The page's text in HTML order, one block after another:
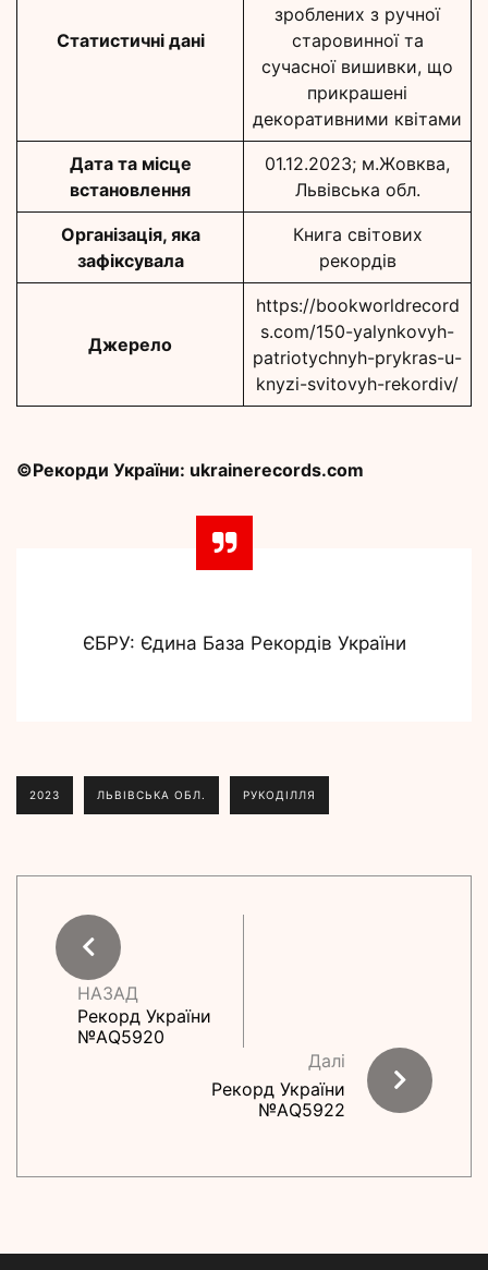
Статистичні дані
зроблених з ручної
старовинної та
сучасної вишивки, що
прикрашені
декоративними квітами
Дата та місце
встановлення
01.12.2023; м.Жовква,
Львівська обл.
Організація, яка
зафіксувала
Книга світових
рекордів
Джерело
https://bookworldrecord
s.com/150-yalynkovyh-
patriotychnyh-prykras-u-
knyzi-svitovyh-rekordiv/
©Рекорди України: ukrainerecords.com
ЄБРУ: Єдина База Рекордів України
2023 ЛЬВІВСЬКА ОБЛ. РУКОДІЛЛЯ
НАЗАД
Рекорд України
№АQ5920
Далі
Рекорд України
№АQ5922